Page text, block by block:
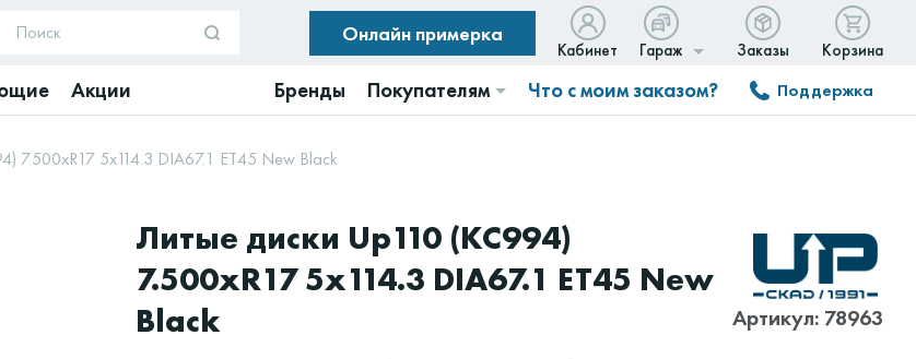
Онлайн примерка
Кабинет Гараж Заказы Корзина
Акции Бренды Покупателям Что с моим заказом? Поддержка
7.500xR17 5x114.3 DIA67.1 ET45 New Black
Литые диски Up110 (КС994)
7.500xR17 5x114.3 DIA67.1 ET45 New
Black
Артикул: 78963